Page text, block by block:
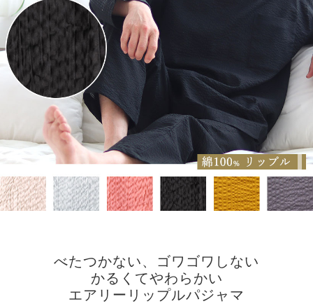
べたつかない、ゴワゴワしない
かるくてやわらかい
エアリーリップルパジャマ